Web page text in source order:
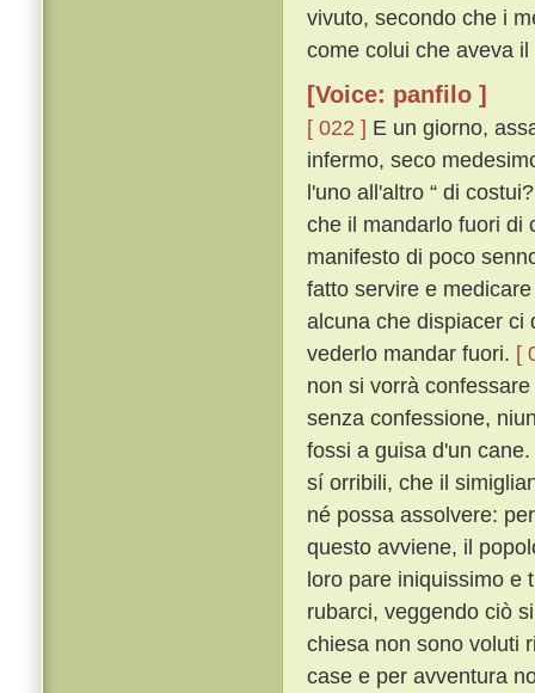
vivuto, secondo che i
come colui che aveva
[Voice: panfilo ]
[ 022 ] E un giorno,
infermo, seco
l'uno all'altro “ di
che il mandarlo fuori di
manifesto di poco
fatto servire e
alcuna che dispiacer ci
vederlo mandar fuori. [
non si vorrà
senza confessione,
fossi a guisa d'un cane.
sí orribili, che il
né possa assolvere:
questo avviene, il
loro pare iniquissimo e
rubarci, veggendo ciò
chiesa non sono voluti
case e per avventura